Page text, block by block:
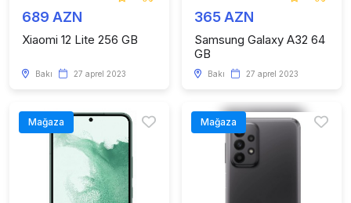
689 AZN
Xiaomi 12 Lite 256 GB
Bakı 27 aprel 2023
365 AZN
Samsung Galaxy A32 64
GB
Bakı 27 aprel 2023
Mağaza Mağaza